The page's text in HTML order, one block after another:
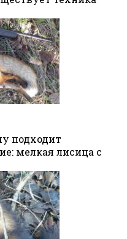
подходит
мелкая лисица с